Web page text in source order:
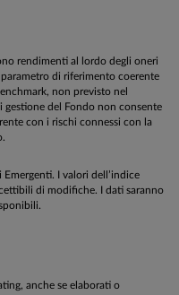
rendimenti al lordo degli oneri
di riferimento coerente
non previsto nel
del Fondo non consente
con i rischi connessi con la
I valori dell’indice
di modifiche. I dati saranno
anche se elaborati o